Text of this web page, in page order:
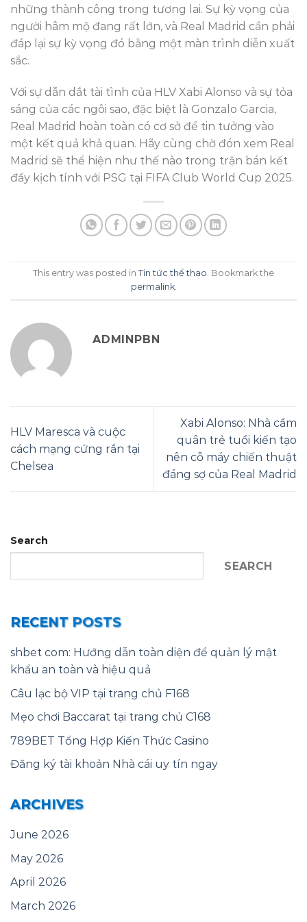
những thành công trong tương lai. Sự kỳ vọng của
người hâm mộ đang rất lớn, và Real Madrid cần phải
đáp lại sự kỳ vọng đó bằng một màn trình diễn xuất
sắc.
Với sự dẫn dắt tài tình của HLV Xabi Alonso và sự tỏa
sáng của các ngôi sao, đặc biệt là Gonzalo Garcia,
Real Madrid hoàn toàn có cơ sở để tin tưởng vào
một kết quả khả quan. Hãy cùng chờ đón xem Real
Madrid sẽ thể hiện như thế nào trong trận bán kết
đầy kịch tính với PSG tại FIFA Club World Cup 2025.
This entry was posted in Tin tức thể thao. Bookmark the
permalink.
ADMINPBN
HLV Maresca và cuộc
cách mạng cứng rắn tại
Chelsea
Xabi Alonso: Nhà cầm
quân trẻ tuổi kiến tạo
nên cỗ máy chiến thuật
đáng sợ của Real Madrid
Search
SEARCH
RECENT POSTS
shbet com: Hướng dẫn toàn diện để quản lý mật
khẩu an toàn và hiệu quả
Câu lạc bộ VIP tại trang chủ F168
Mẹo chơi Baccarat tại trang chủ C168
789BET Tổng Hợp Kiến Thức Casino
Đăng ký tài khoản Nhà cái uy tín ngay
ARCHIVES
June 2026
May 2026
April 2026
March 2026